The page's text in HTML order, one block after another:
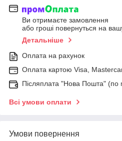
Ви отримаєте замовлення
або гроші повернуться на
Детальніше
Оплата на рахунок
Оплата картою Visa,
Післяплата "Нова Пошта" (по
Всі умови оплати
Умови повернення